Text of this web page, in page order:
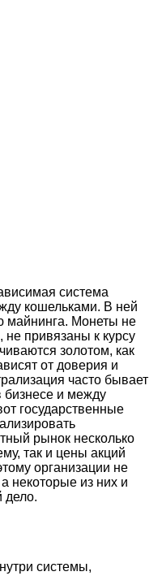
система
кошельками. В ней
майнинга. Монеты не
не привязаны к курсу
золотом, как
от доверия и
часто бывает
бизнесе и между
государственные
рынок несколько
так и цены акций
организации не
некоторые из них и
дело.
системы,